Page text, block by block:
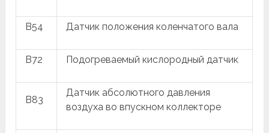
B54 Датчик положения коленчатого вала
B72 Подогреваемый кислородный датчик
B83
Датчик абсолютного давления
воздуха во впускном коллекторе